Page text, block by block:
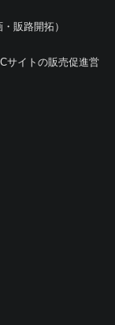
販路開拓）
サイトの販売促進営